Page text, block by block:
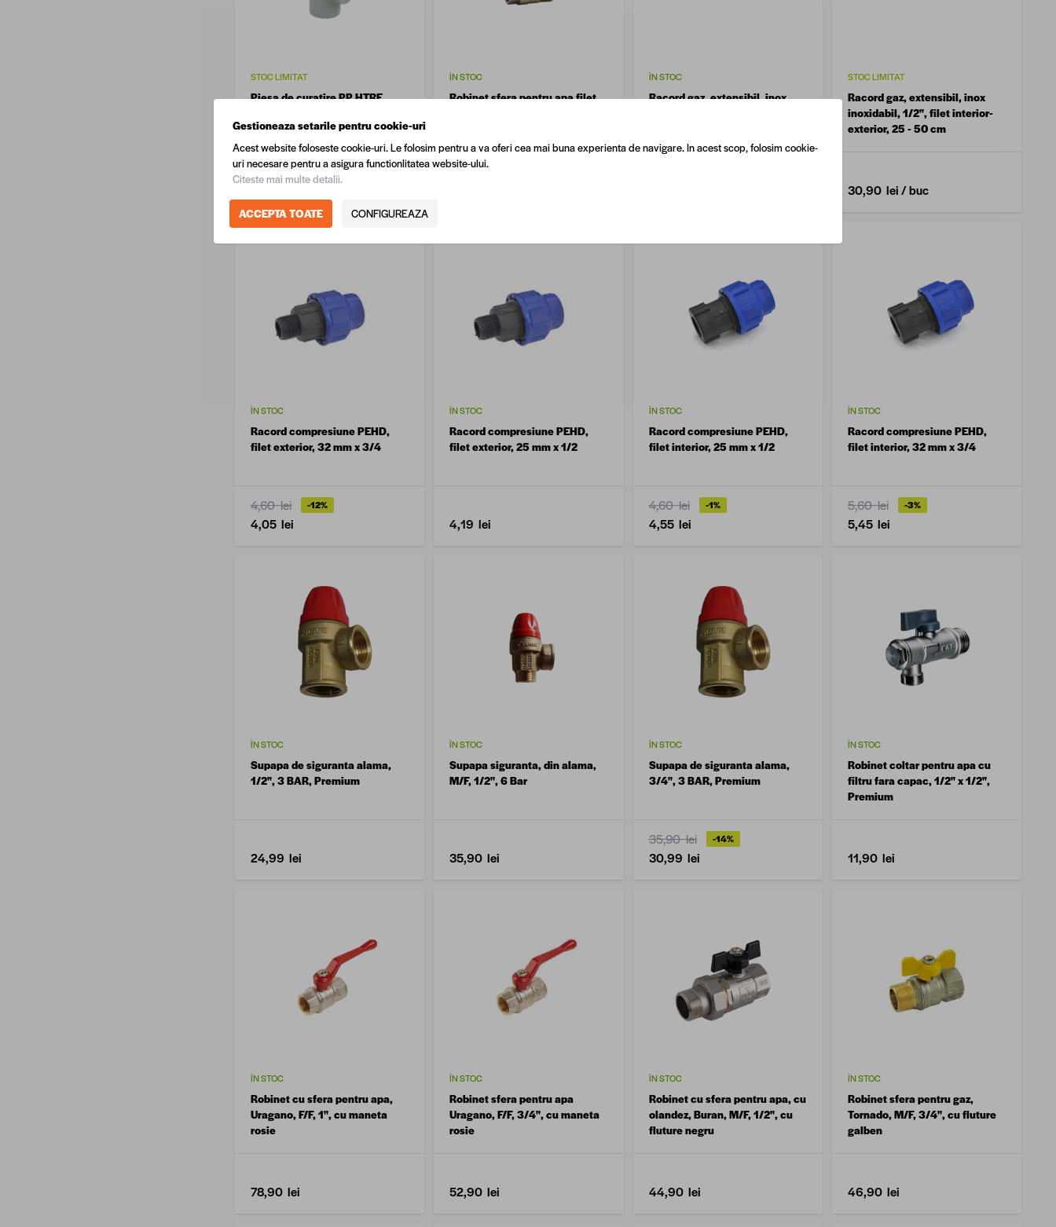
STOC LIMITAT
Piesa de curatire PP HTRE,
ÎN STOC
Robinet sfera pentru apa filet
ÎN STOC
Racord gaz, extensibil, inox
STOC LIMITAT
Racord gaz, extensibil, inox
inoxidabil, 1/2", filet interior-
exterior, 25 - 50 cm
30,90 lei/ buc
ÎN STOC
Racord compresiune PEHD,
filet exterior, 32 mm x 3/4
4,60 lei -12%
4,05 lei
ÎN STOC
Racord compresiune PEHD,
filet exterior, 25 mm x 1/2
4,19 lei
ÎN STOC
Racord compresiune PEHD,
filet interior, 25 mm x 1/2
4,60 lei -1%
4,55 lei
ÎN STOC
Racord compresiune PEHD,
filet interior, 32 mm x 3/4
5,60 lei -3%
5,45 lei
ÎN STOC
Supapa de siguranta alama,
1/2", 3 BAR, Premium
24,99 lei
ÎN STOC
Supapa siguranta, din alama,
M/F, 1/2'', 6 Bar
35,90 lei
ÎN STOC
Supapa de siguranta alama,
3/4", 3 BAR, Premium
35,90 lei -14%
30,99 lei
ÎN STOC
Robinet coltar pentru apa cu
filtru fara capac, 1/2" x 1/2",
Premium
11,90 lei
ÎN STOC
Robinet cu sfera pentru apa,
Uragano, F/F, 1'', cu maneta
rosie
78,90 lei
ÎN STOC
Robinet sfera pentru apa
Uragano, F/F, 3/4'', cu maneta
rosie
52,90 lei
ÎN STOC
Robinet cu sfera pentru apa, cu
olandez, Buran, M/F, 1/2'', cu
fluture negru
44,90 lei
ÎN STOC
Robinet sfera pentru gaz,
Tornado, M/F, 3/4'', cu fluture
galben
46,90 lei
Gestioneaza setarile pentru cookie-uri
Acest website foloseste cookie-uri. Le folosim pentru a va oferi cea mai buna experienta de navigare. In acest scop, folosim cookie-
uri necesare pentru a asigura functionlitatea website-ului.
Citeste mai multe detalii.
ACCEPTA TOATE CONFIGUREAZA